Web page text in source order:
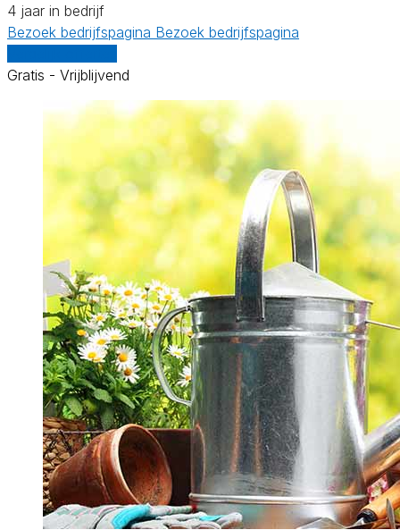
4 jaar in bedrijf
Bezoek bedrijfspagina Bezoek bedrijfspagina
Gratis - Vrijblijvend